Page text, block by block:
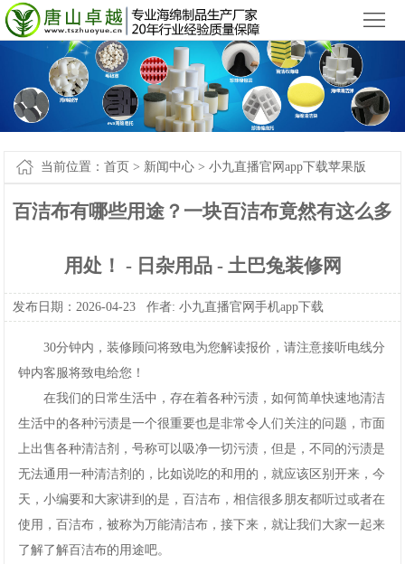
您好，欢迎来到 小九直播官网app下载苹果版_小九直播官网手机app下载
首
品
新
直
们
我
站
当前位置：首页 > 新闻中心 >小九直播官网app下载苹果版
百洁布有哪些用途？一块百洁布竟然有这么多
用处！-日杂用品-土巴兔装修网
发布日期：2026-04-23作者:小九直播官网手机app下载
30分钟内，装修顾问将致电为您解读报价，请注意接听电线分
钟内客服将致电给您！
在我们的日常生活中，存在着各种污渍，如何简单快速地清洁
生活中的各种污渍是一个很重要也是非常令人们关注的问题，市面
上出售各种清洁剂，号称可以吸净一切污渍，但是，不同的污渍是
无法通用一种清洁剂的，比如说吃的和用的，就应该区别开来，今
天，小编要和大家讲到的是，百洁布，相信很多朋友都听过或者在
使用，百洁布，被称为万能清洁布，接下来，就让我们大家一起来
了解了解百洁布的用途吧。